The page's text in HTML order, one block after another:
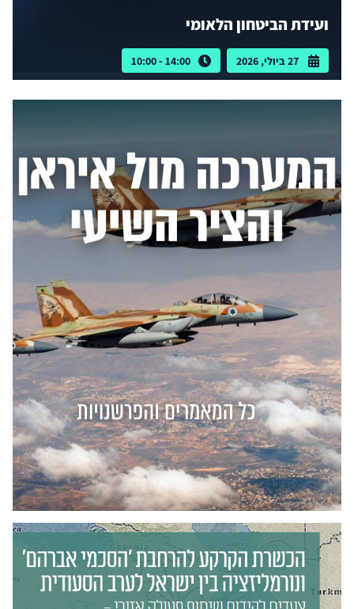
ועידת הביטחון הלאומי
27 ביולי, 2026 14:00 - 10:00